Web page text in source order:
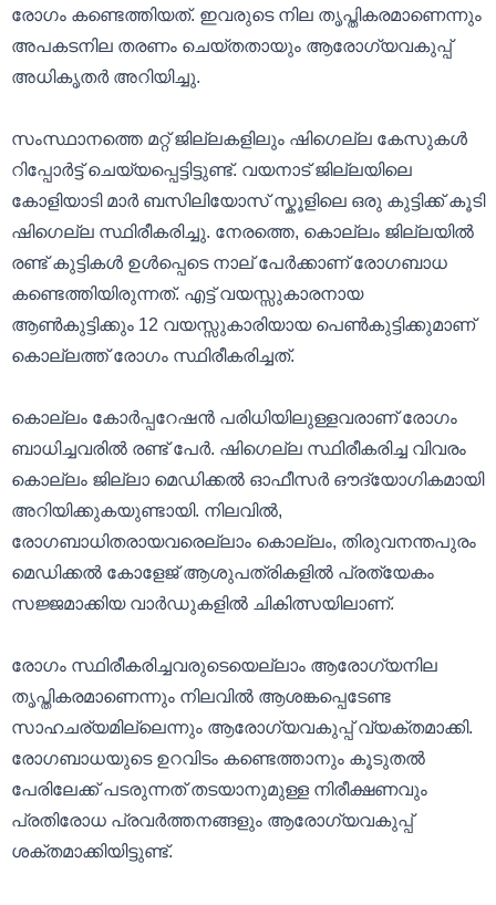
രോഗം കണ്ടെത്തിയത്. ഇവരുടെ നില തൃപ്തികരമാണെന്നും
അപകടനില തരണം ചെയ്‌തതായും ആരോഗ്യവകുപ്പ്
അധികൃതർ അറിയിച്ചു.
സംസ്ഥാനത്തെ മറ്റ് ജില്ലകളിലും ഷിഗെല്ല കേസുകൾ
റിപ്പോർട്ട് ചെയ്യപ്പെട്ടിട്ടുണ്ട്. വയനാട് ജില്ലയിലെ
കോളിയാടി മാർ ബസിലിയോസ് സ്കൂളിലെ ഒരു കുട്ടിക്ക് കൂടി
ഷിഗെല്ല സ്ഥിരീകരിച്ചു. നേരത്തെ, കൊല്ലം ജില്ലയിൽ
രണ്ട് കുട്ടികൾ ഉൾപ്പെടെ നാല് പേർക്കാണ് രോഗബാധ
കണ്ടെത്തിയിരുന്നത്. എട്ട് വയസ്സുകാരനായ
ആൺകുട്ടിക്കും 12 വയസ്സുകാരിയായ പെൺകുട്ടിക്കുമാണ്
കൊല്ലത്ത് രോഗം സ്ഥിരീകരിച്ചത്.
കൊല്ലം കോർപ്പറേഷൻ പരിധിയിലുള്ളവരാണ് രോഗം
ബാധിച്ചവരിൽ രണ്ട് പേർ. ഷിഗെല്ല സ്ഥിരീകരിച്ച വിവരം
കൊല്ലം ജില്ലാ മെഡിക്കൽ ഓഫീസർ ഔദ്യോഗികമായി
അറിയിക്കുകയുണ്ടായി. നിലവിൽ,
രോഗബാധിതരായവരെല്ലാം കൊല്ലം, തിരുവനന്തപുരം
മെഡിക്കൽ കോളേജ് ആശുപത്രികളിൽ പ്രത്യേകം
സജ്ജമാക്കിയ വാർഡുകളിൽ ചികിത്സയിലാണ്.
രോഗം സ്ഥിരീകരിച്ചവരുടെയെല്ലാം ആരോഗ്യനില
തൃപ്തികരമാണെന്നും നിലവിൽ ആശങ്കപ്പെടേണ്ട
സാഹചര്യമില്ലെന്നും ആരോഗ്യവകുപ്പ് വ്യക്തമാക്കി.
രോഗബാധയുടെ ഉറവിടം കണ്ടെത്താനും കൂടുതൽ
പേരിലേക്ക് പടരുന്നത് തടയാനുമുള്ള നിരീക്ഷണവും
പ്രതിരോധ പ്രവർത്തനങ്ങളും ആരോഗ്യവകുപ്പ്
ശക്തമാക്കിയിട്ടുണ്ട്.